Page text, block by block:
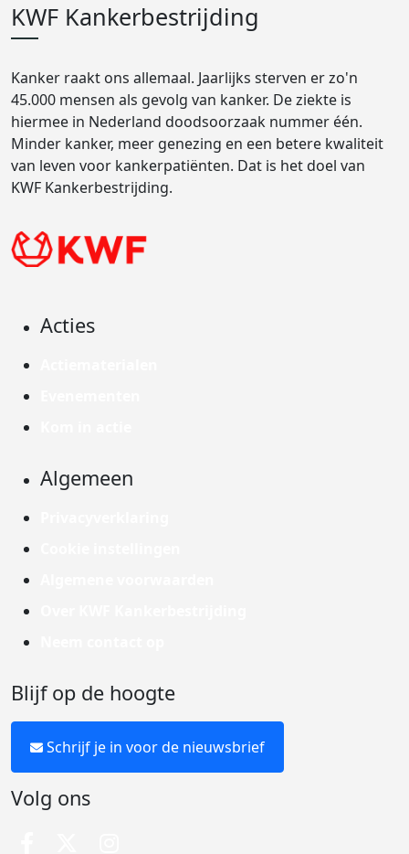
KWF Kankerbestrijding
Kanker raakt ons allemaal. Jaarlijks sterven er zo'n
45.000 mensen als gevolg van kanker. De ziekte is
hiermee in Nederland doodsoorzaak nummer één.
Minder kanker, meer genezing en een betere kwaliteit
van leven voor kankerpatiënten. Dat is het doel van
KWF Kankerbestrijding.
Acties
Algemeen
Blijf op de hoogte
Schrijf je in voor de nieuwsbrief
Volg ons